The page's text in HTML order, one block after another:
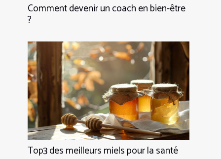
Comment devenir un coach en bien-être
?
Top3 des meilleurs miels pour la santé